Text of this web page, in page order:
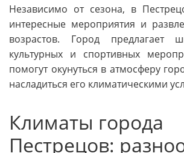
Независимо от сезона, в
интересные мероприятия и
возрастов. Город предлагает
культурных и спортивных
помогут окунуться в атмосферу
насладиться его климатическими
Климаты города
Пестрецов: